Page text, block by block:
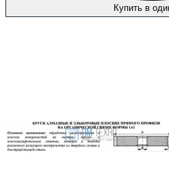
Купить в